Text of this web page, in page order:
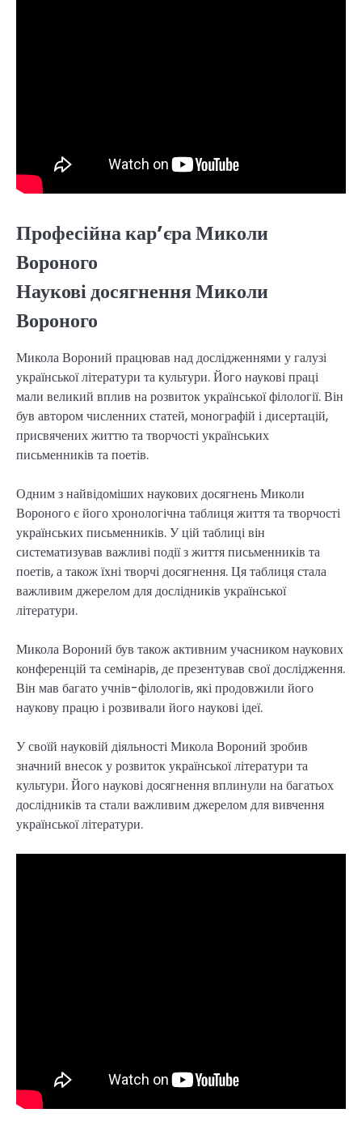
Професійна кар’єра Миколи
Вороного
Наукові досягнення Миколи
Вороного
Микола Вороний працював над дослідженнями у галузі
української літератури та культури. Його наукові праці
мали великий вплив на розвиток української філології. Він
був автором численних статей, монографій і дисертацій,
присвячених життю та творчості українських
письменників та поетів.
Одним з найвідоміших наукових досягнень Миколи
Вороного є його хронологічна таблиця життя та творчості
українських письменників. У цій таблиці він
систематизував важливі події з життя письменників та
поетів, а також їхні творчі досягнення. Ця таблиця стала
важливим джерелом для дослідників української
літератури.
Микола Вороний був також активним учасником наукових
конференцій та семінарів, де презентував свої дослідження.
Він мав багато учнів-філологів, які продовжили його
наукову працю і розвивали його наукові ідеї.
У своїй науковій діяльності Микола Вороний зробив
значний внесок у розвиток української літератури та
культури. Його наукові досягнення вплинули на багатьох
дослідників та стали важливим джерелом для вивчення
української літератури.